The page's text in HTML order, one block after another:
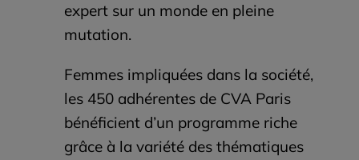
expert sur un monde en pleine
mutation.
Femmes impliquées dans la société,
les 450 adhérentes de CVA Paris
bénéficient d’un programme riche
grâce à la variété des thématiques